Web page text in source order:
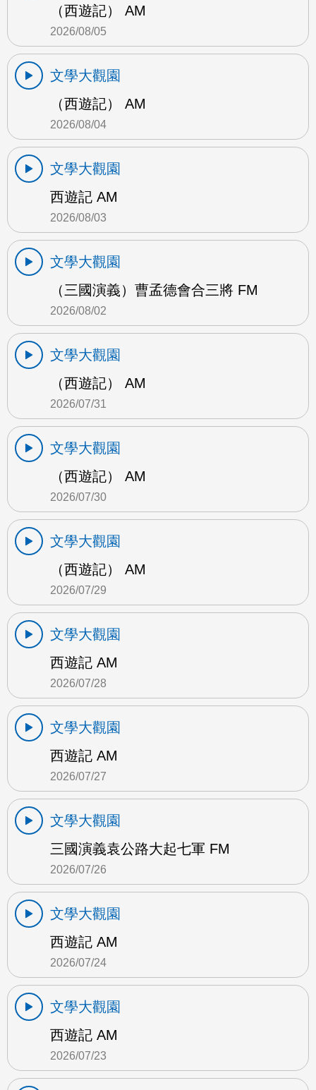
（西遊記） AM
2026/08/05
文學大觀園
（西遊記） AM
2026/08/04
文學大觀園
西遊記 AM
2026/08/03
文學大觀園
（三國演義）曹孟德會合三將 FM
2026/08/02
文學大觀園
（西遊記） AM
2026/07/31
文學大觀園
（西遊記） AM
2026/07/30
文學大觀園
（西遊記） AM
2026/07/29
文學大觀園
西遊記 AM
2026/07/28
文學大觀園
西遊記 AM
2026/07/27
文學大觀園
三國演義袁公路大起七軍 FM
2026/07/26
文學大觀園
西遊記 AM
2026/07/24
文學大觀園
西遊記 AM
2026/07/23